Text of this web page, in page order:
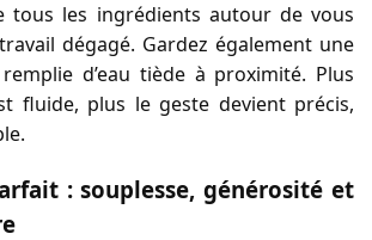
tous les ingrédients autour de vous
dégagé. Gardez également une
d’eau tiède à proximité. Plus
fluide, plus le geste devient précis,
: souplesse, générosité et